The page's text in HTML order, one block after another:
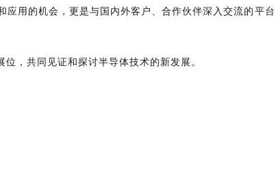
用的机会，更是与国内外客户、合作伙伴深入交流的平
，共同见证和探讨半导体技术的新发展。